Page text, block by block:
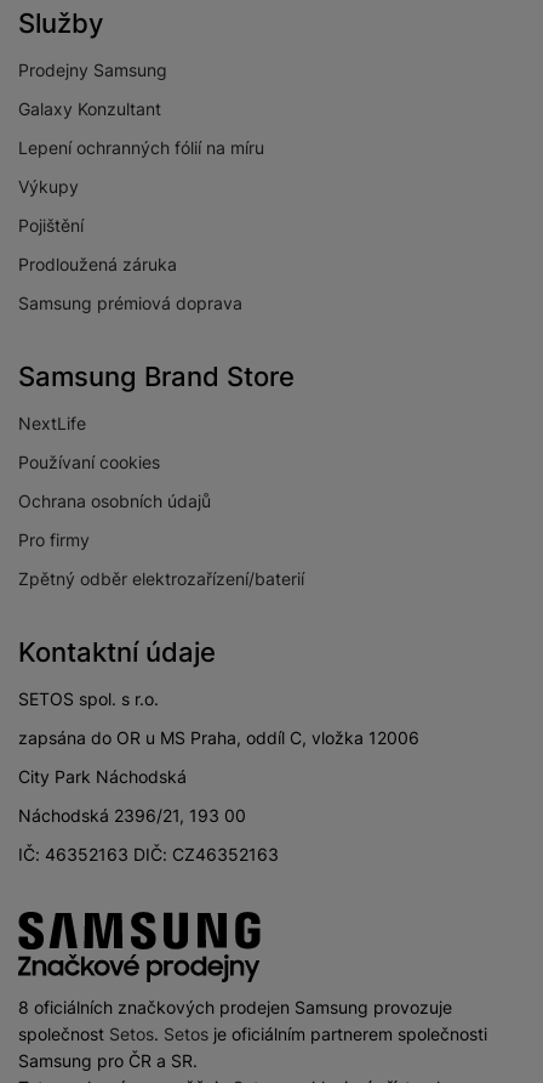
Služby
Prodejny Samsung
Galaxy Konzultant
Lepení ochranných fólií na míru
Výkupy
Pojištění
Prodloužená záruka
Samsung prémiová doprava
Samsung Brand Store
NextLife
Používaní cookies
Ochrana osobních údajů
Pro firmy
Zpětný odběr elektrozařízení/baterií
Kontaktní údaje
SETOS spol. s r.o.
zapsána do OR u MS Praha, oddíl C, vložka 12006
City Park Náchodská
Náchodská 2396/21, 193 00
IČ: 46352163 DIČ: CZ46352163
8 oficiálních značkových prodejen Samsung provozuje
společnost Setos. Setos je oficiálním partnerem společnosti
Samsung pro ČR a SR.